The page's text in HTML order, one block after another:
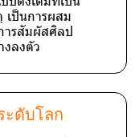
ป็นการผสม
ารสัมผัสศิลป
ลงตัว
ะดับโลก